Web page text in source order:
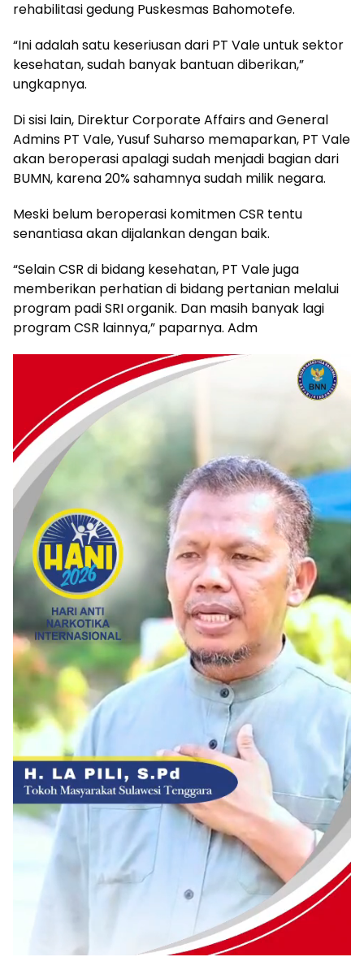
rehabilitasi gedung Puskesmas Bahomotefe.
“Ini adalah satu keseriusan dari PT Vale untuk sektor
kesehatan, sudah banyak bantuan diberikan,”
ungkapnya.
Di sisi lain, Direktur Corporate Affairs and General
Admins PT Vale, Yusuf Suharso memaparkan, PT Vale
akan beroperasi apalagi sudah menjadi bagian dari
BUMN, karena 20% sahamnya sudah milik negara.
Meski belum beroperasi komitmen CSR tentu
senantiasa akan dijalankan dengan baik.
“Selain CSR di bidang kesehatan, PT Vale juga
memberikan perhatian di bidang pertanian melalui
program padi SRI organik. Dan masih banyak lagi
program CSR lainnya,” paparnya. Adm